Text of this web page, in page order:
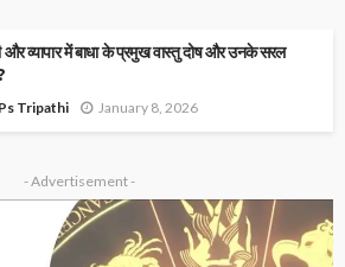
और व्यापार में बाधा के प्रमुख वास्तु दोष और उनके सरल
Ps Tripathi January 8, 2026
- Advertisement -